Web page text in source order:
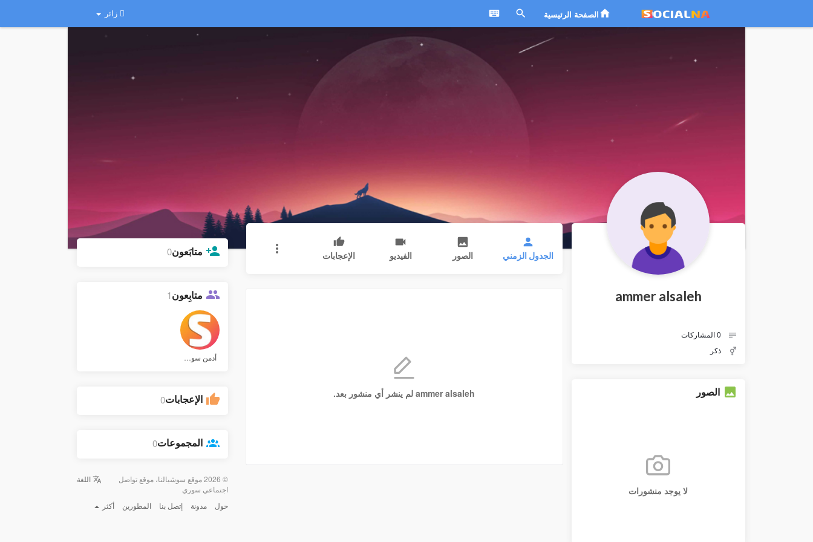
الصفحة الرئيسية زائر
ammer alsaleh
0المشاركات
ذكر
الصور
لا يوجد منشورات
الجدول الزمني الصور الفيديو الإعجابات
ammer alsaleh لم ينشر أي منشور بعد.
متابَعون0
متابِعون1
أدمن سوشيا
الإعجابات0
المجموعات0
اللغة
© 2026 موقع سوشيالنا، موقع تواصل
اجتماعي سوري
حول
مدونة إتصل بنا المطورين أكثر